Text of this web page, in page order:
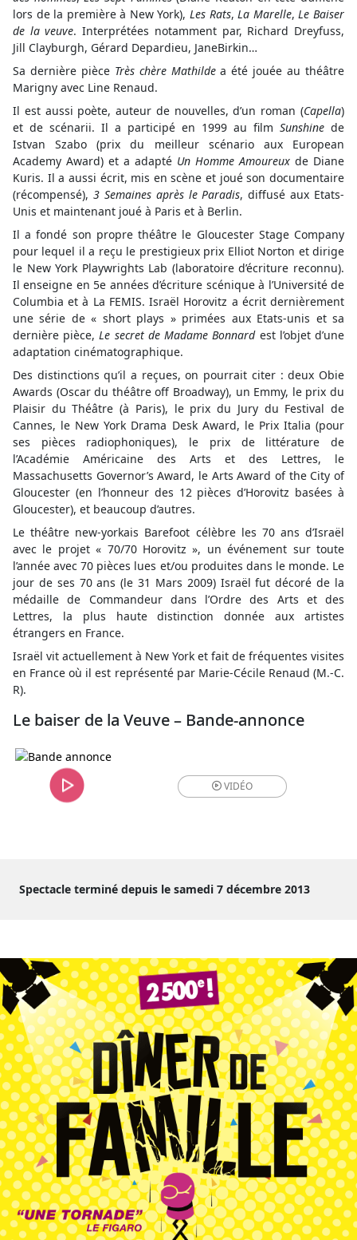
lors de la première à New York),Les Rats,La Marelle,Le Baiser
de la veuve. Interprétées notamment par, Richard Dreyfuss,
Jill Clayburgh, Gérard Depardieu, JaneBirkin…
Sa dernière pièce Très chère Mathildea été jouée au théâtre
Marigny avec Line Renaud.
Il est aussi poète, auteur de nouvelles, d’un roman (Capella)
et de scénarii. Il a participé en 1999 au film Sunshine de
Istvan Szabo (prix du meilleur scénario aux European
Academy Award) et a adapté Un Homme Amoureux de Diane
Kuris. Il a aussi écrit, mis en scène et joué son documentaire
(récompensé), 3 Semaines après le Paradis, diffusé aux Etats-
Unis et maintenant joué à Paris et à Berlin.
Il a fondé son propre théâtre le Gloucester Stage Company
pour lequel il a reçu le prestigieux prix Elliot Norton et dirige
le New York Playwrights Lab (laboratoire d’écriture reconnu).
Il enseigne en 5e années d’écriture scénique à l’Université de
Columbia et à La FEMIS. Israël Horovitz a écrit dernièrement
une série de « short plays » primées aux Etats-unis et sa
dernière pièce, Le secret de Madame Bonnardest l’objet d’une
adaptation cinématographique.
Des distinctions qu’il a reçues, on pourrait citer : deux Obie
Awards (Oscar du théâtre off Broadway), un Emmy, le prix du
Plaisir du Théâtre (à Paris), le prix du Jury du Festival de
Cannes, le New York Drama Desk Award, le Prix Italia (pour
ses pièces radiophoniques), le prix de littérature de
l’Académie Américaine des Arts et des Lettres, le
Massachusetts Governor’s Award, le Arts Award of the City of
Gloucester (en l’honneur des 12 pièces d’Horovitz basées à
Gloucester), et beaucoup d’autres.
Le théâtre new-yorkais Barefoot célèbre les 70 ans d’Israël
avec le projet « 70/70 Horovitz », un événement sur toute
l’année avec 70 pièces lues et/ou produites dans le monde. Le
jour de ses 70 ans (le 31 Mars 2009) Israël fut décoré de la
médaille de Commandeur dans l’Ordre des Arts et des
Lettres, la plus haute distinction donnée aux artistes
étrangers en France.
Israël vit actuellement à New York et fait de fréquentes visites
en France où il est représenté par Marie-Cécile Renaud (M.-C.
R).
Le baiser de la Veuve – Bande-annonce
VIDÉO
Spectacle terminé depuis le samedi 7 décembre 2013